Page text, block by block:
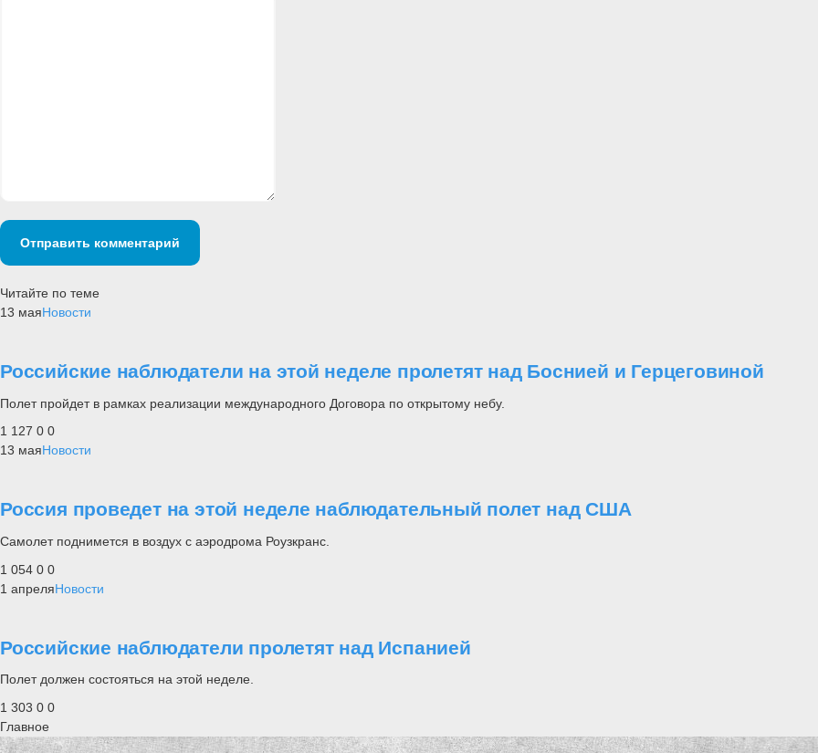
Отправить комментарий
Читайте по теме
13 маяНовости
Российские наблюдатели на этой неделе пролетят над Боснией и Герцеговиной
Полет пройдет в рамках реализации международного Договора по открытому небу.
1 127 0 0
13 маяНовости
Россия проведет на этой неделе наблюдательный полет над США
Самолет поднимется в воздух с аэродрома Роузкранс.
1 054 0 0
1 апреляНовости
Российские наблюдатели пролетят над Испанией
Полет должен состояться на этой неделе.
1 303 0 0
Главное